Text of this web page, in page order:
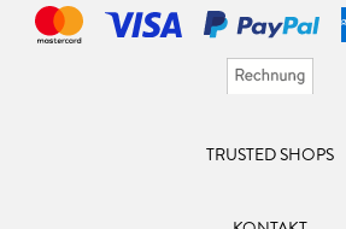
TRUSTED SHOPS